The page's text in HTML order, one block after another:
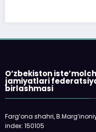
O‘zbekiston
jamiyatlari
birlashmasi
Farg‘ona shahri,
index: 150105